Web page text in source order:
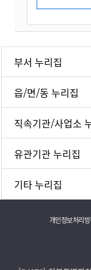
부서 누리집
읍/면/동 누리집
직속기관/사업소
유관기관 누리집
기타 누리집
개인정보처리